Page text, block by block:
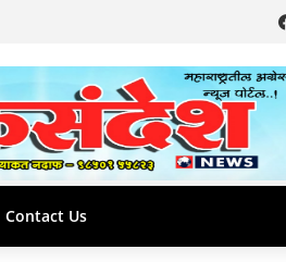
Contact Us